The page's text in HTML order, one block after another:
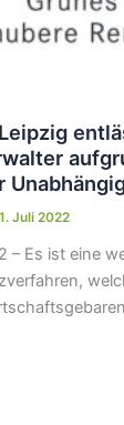
Juli 2022
– Es ist eine